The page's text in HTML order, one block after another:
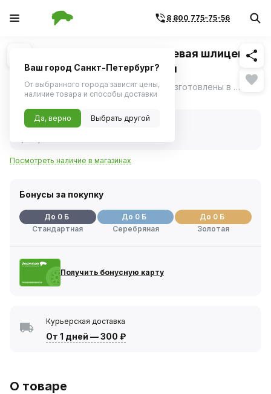
8 800 775-75-56
1/1 Похожие
Отвертка Jonnesway стержневая шлицевая
ANTI-SLIP GRIP, SL8.0х250 мм
Отвертки серии D71 "ANTI-SLIP GRIP" изготовлены в соответствии с требованиями стандарта DIN 5262, отвечают техническим условиям ГОСТ 17199-88. ещё
Нет в наличии
Нет в наличии
Посмотреть наличие в магазинах
Бонусы за покупку
До 0 Б
Стандартная
До 0 Б
Серебряная
До 0 Б
Золотая
Получить бонусную карту
Курьерская доставка
От 1 дней —300 ₽
О товаре
Ваш город Санкт-Петербург?
От выбранного города зависят цены,
наличие товара и способы доставки
Да, верно Выбрать другой